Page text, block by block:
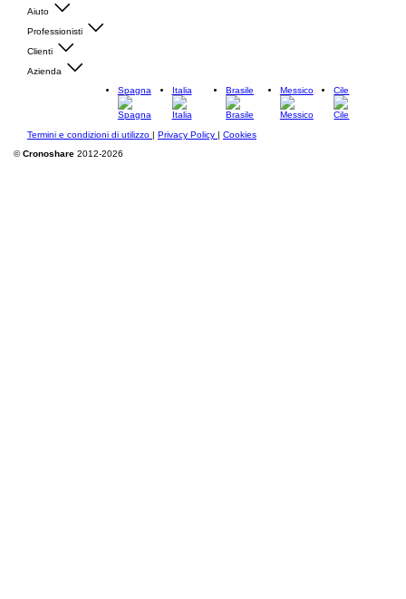
Aiuto
Professionisti
Clienti
Azienda
Spagna
Italia Brasile Messico Cile
Termini e condizioni di utilizzo | Privacy Policy | Cookies
©Cronoshare 2012-2026